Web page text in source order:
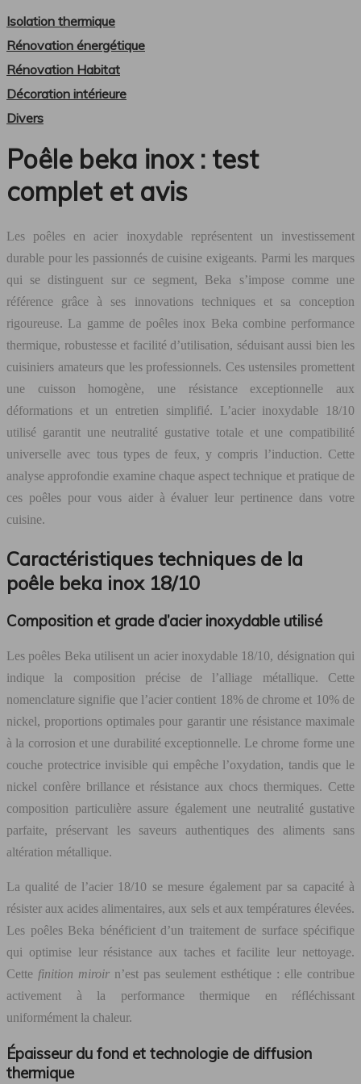
Isolation thermique
Rénovation énergétique
Rénovation Habitat
Décoration intérieure
Divers
Poêle beka inox : test
complet et avis
Les poêles en acier inoxydable représentent un investissement
durable pour les passionnés de cuisine exigeants. Parmi les marques
qui se distinguent sur ce segment, Beka s’impose comme une
référence grâce à ses innovations techniques et sa conception
rigoureuse. La gamme de poêles inox Beka combine performance
thermique, robustesse et facilité d’utilisation, séduisant aussi bien les
cuisiniers amateurs que les professionnels. Ces ustensiles promettent
une cuisson homogène, une résistance exceptionnelle aux
déformations et un entretien simplifié. L’acier inoxydable 18/10
utilisé garantit une neutralité gustative totale et une compatibilité
universelle avec tous types de feux, y compris l’induction. Cette
analyse approfondie examine chaque aspect technique et pratique de
ces poêles pour vous aider à évaluer leur pertinence dans votre
cuisine.
Caractéristiques techniques de la
poêle beka inox 18/10
Composition et grade d’acier inoxydable utilisé
Les poêles Beka utilisent un acier inoxydable 18/10, désignation qui
indique la composition précise de l’alliage métallique. Cette
nomenclature signifie que l’acier contient 18% de chrome et 10% de
nickel, proportions optimales pour garantir une résistance maximale
à la corrosion et une durabilité exceptionnelle. Le chrome forme une
couche protectrice invisible qui empêche l’oxydation, tandis que le
nickel confère brillance et résistance aux chocs thermiques. Cette
composition particulière assure également une neutralité gustative
parfaite, préservant les saveurs authentiques des aliments sans
altération métallique.
La qualité de l’acier 18/10 se mesure également par sa capacité à
résister aux acides alimentaires, aux sels et aux températures élevées.
Les poêles Beka bénéficient d’un traitement de surface spécifique
qui optimise leur résistance aux taches et facilite leur nettoyage.
Cette finition miroir n’est pas seulement esthétique : elle contribue
activement à la performance thermique en réfléchissant
uniformément la chaleur.
Épaisseur du fond et technologie de diffusion
thermique